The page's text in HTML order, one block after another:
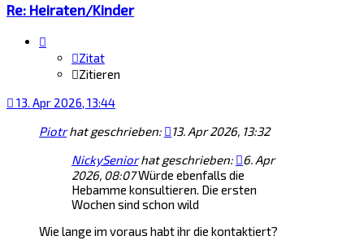
Re: Heiraten/Kinder
Zitat
Zitieren
13. Apr 2026, 13:44
Piotrhat geschrieben:
13. Apr 2026, 13:32
NickySeniorhat geschrieben:
6. Apr
2026, 08:07Würde ebenfalls die
Hebamme konsultieren. Die ersten
Wochen sind schon wild
Wie lange im voraus habt ihr die kontaktiert?